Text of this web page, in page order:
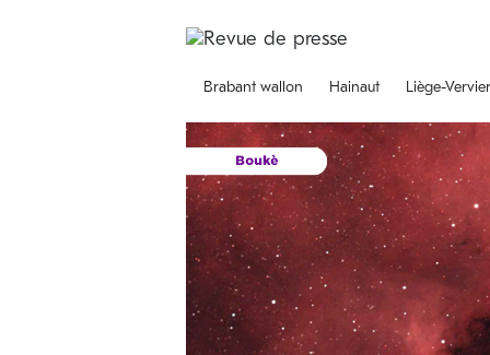
Brabant wallon Hainaut Liège-